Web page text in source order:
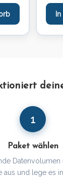
1
Paket wählen
aus und lege es